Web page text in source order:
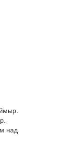
над